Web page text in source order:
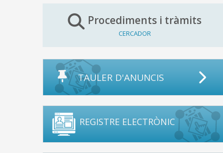
Procediments i tràmits
CERCADOR
TAULER D'ANUNCIS
REGISTRE ELECTRÒNIC